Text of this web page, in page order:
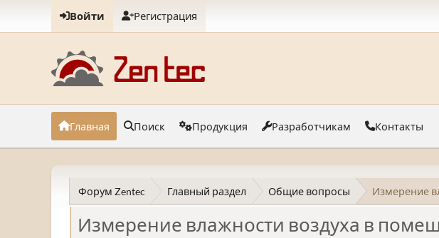
Войти Регистрация
Главная Поиск Продукция Разработчикам Контакты
Форум Zentec Главный раздел Общие вопросы Измерение
Измерение влажности воздуха в